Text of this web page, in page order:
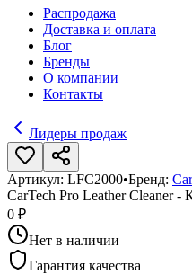
Распродажа
Доставка и оплата
Блог
Бренды
О компании
Контакты
Лидеры продаж
Артикул: LFC2000•Бренд:
CarTech Pro Leather Cleaner -
0 ₽
Нет в наличии
Гарантия качества